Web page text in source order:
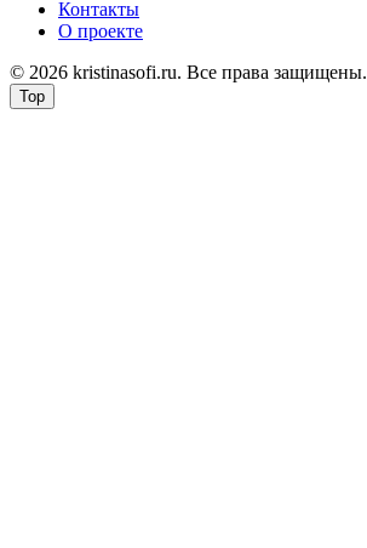
Контакты
О проекте
© 2026 kristinasofi.ru. Все права защищены.
Top